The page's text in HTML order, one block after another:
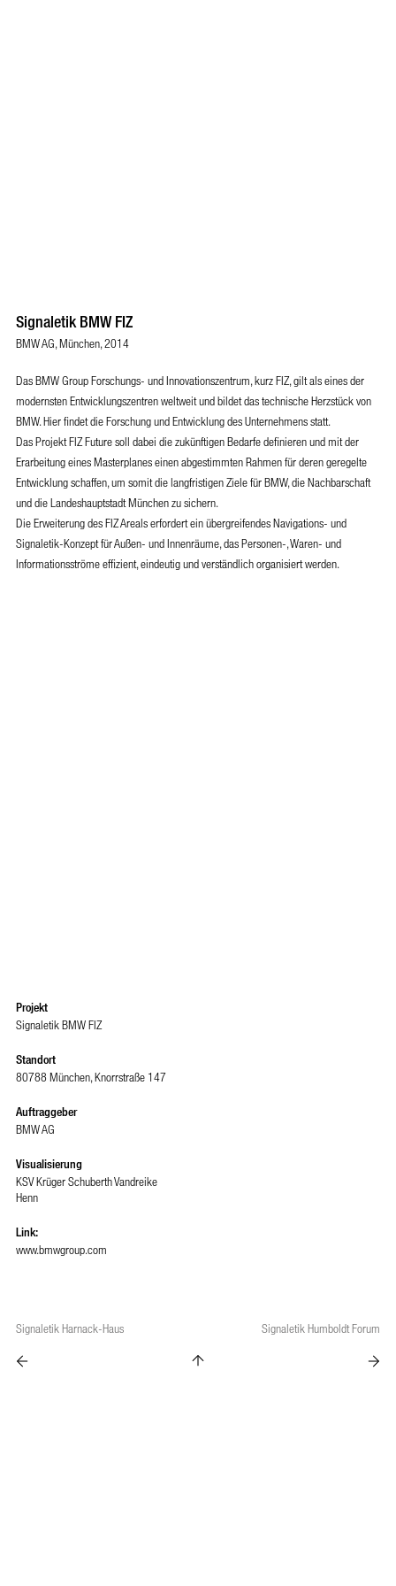
Signaletik BMW FIZ
BMW AG, München, 2014
Das BMW Group Forschungs- und Innovationszentrum, kurz FIZ, gilt als eines der
modernsten Entwicklungszentren weltweit und bildet das technische Herzstück von
BMW. Hier findet die Forschung und Entwicklung des Unternehmens statt.
Das Projekt FIZ Future soll dabei die zukünftigen Bedarfe definieren und mit der
Erarbeitung eines Masterplanes einen abgestimmten Rahmen für deren geregelte
Entwicklung schaffen, um somit die langfristigen Ziele für BMW, die Nachbarschaft
und die Landeshauptstadt München zu sichern.
Die Erweiterung des FIZ Areals erfordert ein übergreifendes Navigations- und
Signaletik-Konzept für Außen- und Innenräume, das Personen-, Waren- und
Informationsströme effizient, eindeutig und verständlich organisiert werden.
Projekt
Signaletik BMW FIZ
Standort
80788 München, Knorrstraße 147
Auftraggeber
BMW AG
Visualisierung
KSV Krüger Schuberth Vandreike
Henn
Link:
www.bmwgroup.com
Signaletik Harnack-Haus Signaletik Humboldt Forum